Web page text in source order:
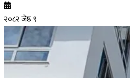
२०८२ जेष्ठ ९